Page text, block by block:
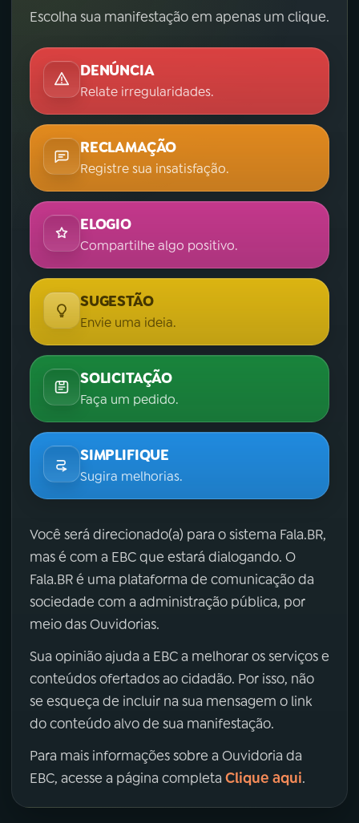
Escolha sua manifestação em apenas um clique.
DENÚNCIA
Relate irregularidades.
RECLAMAÇÃO
Registre sua insatisfação.
ELOGIO
Compartilhe algo positivo.
SUGESTÃO
Envie uma ideia.
SOLICITAÇÃO
Faça um pedido.
SIMPLIFIQUE
Sugira melhorias.
Você será direcionado(a) para o sistema Fala.BR,
mas é com a EBC que estará dialogando. O
Fala.BR é uma plataforma de comunicação da
sociedade com a administração pública, por
meio das Ouvidorias.
Sua opinião ajuda a EBC a melhorar os serviços e
conteúdos ofertados ao cidadão. Por isso, não
se esqueça de incluir na sua mensagem o link
do conteúdo alvo de sua manifestação.
Para mais informações sobre a Ouvidoria da
EBC, acesse a página completa Clique aqui.